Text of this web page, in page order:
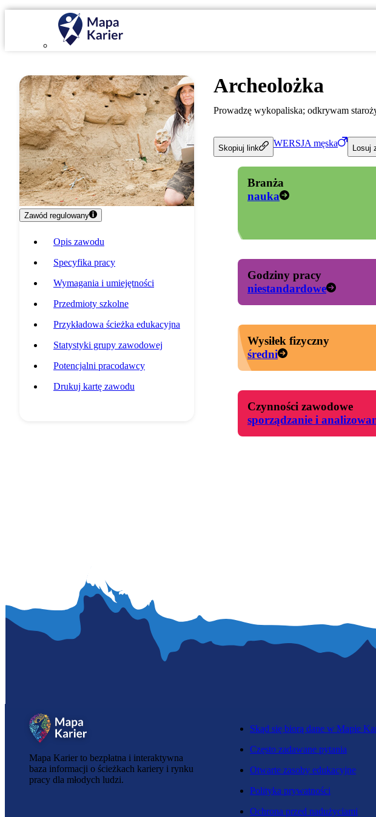
Zawód regulowany
Opis zawodu
Specyfika pracy
Wymagania i umiejętności
Przedmioty szkolne
Przykładowa ścieżka edukacyjna
Statystyki grupy zawodowej
Potencjalni pracodawcy
Drukuj kartę zawodu
Archeolożka
Prowadzę wykopaliska; odkrywam
Skopiuj link WERSJA męska
Losuj
Branża
nauka
Godziny pracy
niestandardowe
Wysiłek fizyczny
średni
Czynności zawodowe
sporządzanie i
Mapa Karier to bezpłatna i interaktywna
baza informacji o ścieżkach kariery i rynku
pracy dla młodych ludzi.
Skąd się biorą dane w Mapie
Często zadawane pytania
Otwarte zasoby edukacyjne
Polityka prywatności
Ochrona przed nadużyciami